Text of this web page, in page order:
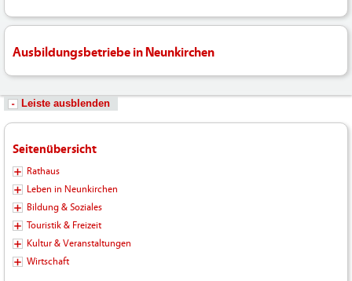
Ausbildungsbetriebe in Neunkirchen
Leiste ausblenden
Seitenübersicht
Rathaus
Leben in Neunkirchen
Bildung & Soziales
Touristik & Freizeit
Kultur & Veranstaltungen
Wirtschaft